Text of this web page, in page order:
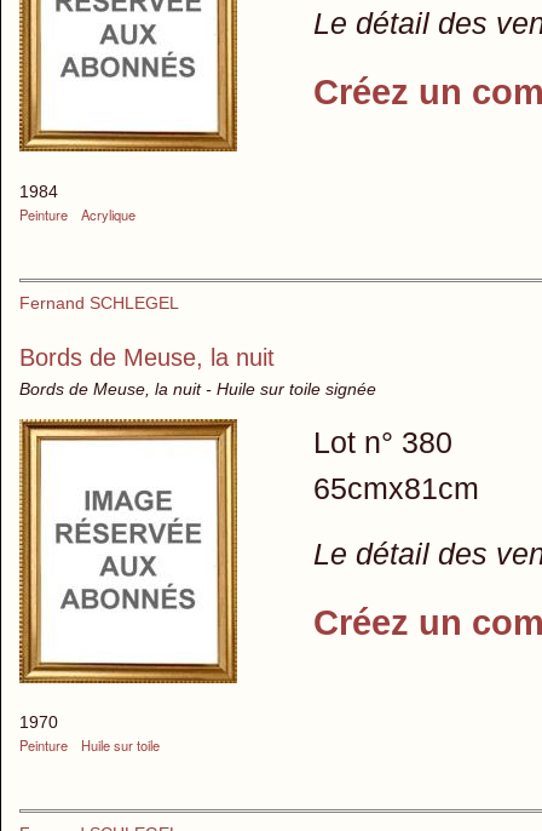
1984
Peinture
Acrylique
Le détail des
Créez un
Fernand SCHLEGEL
Bords de Meuse, la nuit
Bords de Meuse, la nuit - Huile sur toile signée
1970
Peinture
Huile sur toile
Lot n° 380
65cmx81cm
Le détail des
Créez un